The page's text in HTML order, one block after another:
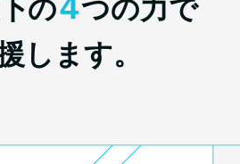
の
つの力で
します。